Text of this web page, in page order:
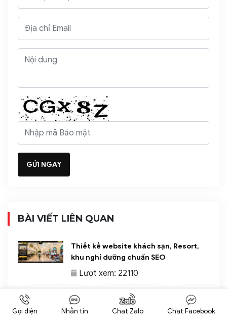
BÀI VIẾT LIÊN QUAN
Thiết kế website khách sạn, Resort,
khu nghỉ dưỡng chuẩn SEO
Lượt xem: 22110
Thiết kế website nhà máy, xí nghiệp,
khu công nghiệp
Gọi điện Nhắn tin Chat Zalo Chat Facebook